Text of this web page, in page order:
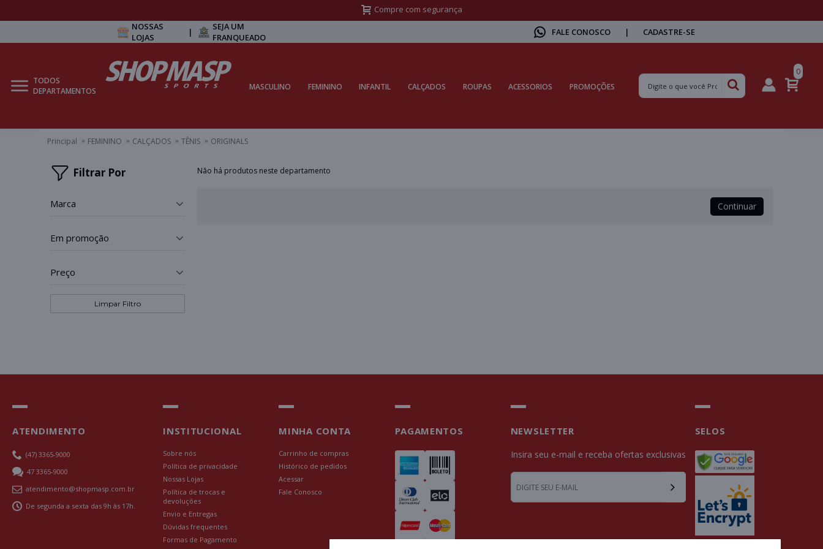
Compre com segurança
NOSSAS
LOJAS
|
SEJA UM
FRANQUEADO
FALE CONOSCO | CADASTRE-SE
TODOS
DEPARTAMENTOS
MASCULINO FEMININO INFANTIL CALÇADOS ROUPAS ACESSORIOS PROMOÇÕES
0
Principal FEMININO CALÇADOS TÊNIS ORIGINALS
Filtrar Por
marca
em promoção
preço
Limpar Filtro
Não há produtos neste departamento
Continuar
ATENDIMENTO
(47) 3365-9000
47 3365-9000
atendimento@shopmasp.com.br
De segunda a sexta das 9h às 17h.
INSTITUCIONAL
Sobre nós
Política de privacidade
Nossas Lojas
Política de trocas e
devoluções
Envio e Entregas
Dúvidas frequentes
Formas de Pagamento
MINHA CONTA
Carrinho de compras
Histórico de pedidos
Acessar
Fale Conosco
PAGAMENTOS NEWSLETTER
Insira seu e-mail e receba ofertas exclusivas
SELOS